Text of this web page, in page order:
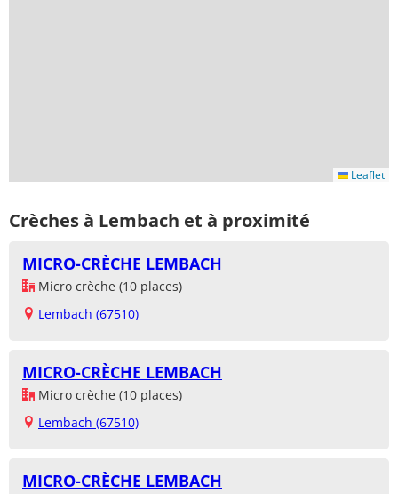
Leaflet
Crèches à Lembach et à proximité
MICRO-CRÈCHE LEMBACH
Micro crèche (10 places)
Lembach (67510)
MICRO-CRÈCHE LEMBACH
Micro crèche (10 places)
Lembach (67510)
MICRO-CRÈCHE LEMBACH